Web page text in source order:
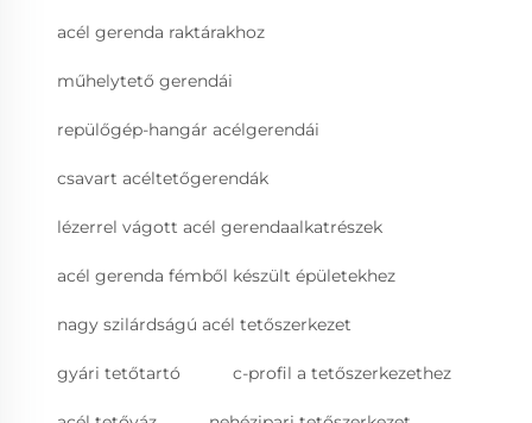
acél gerenda raktárakhoz
műhelytető gerendái
repülőgép-hangár acélgerendái
csavart acéltetőgerendák
lézerrel vágott acél gerendaalkatrészek
acél gerenda fémből készült épületekhez
nagy szilárdságú acél tetőszerkezet
gyári tetőtartó c-profil a tetőszerkezethez